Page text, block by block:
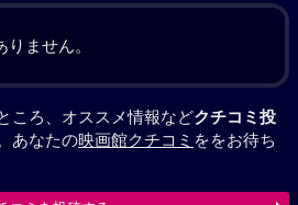
ません。
ころ、オススメ情報などクチコミ投
あなたの映画館クチコミ ををお待ち